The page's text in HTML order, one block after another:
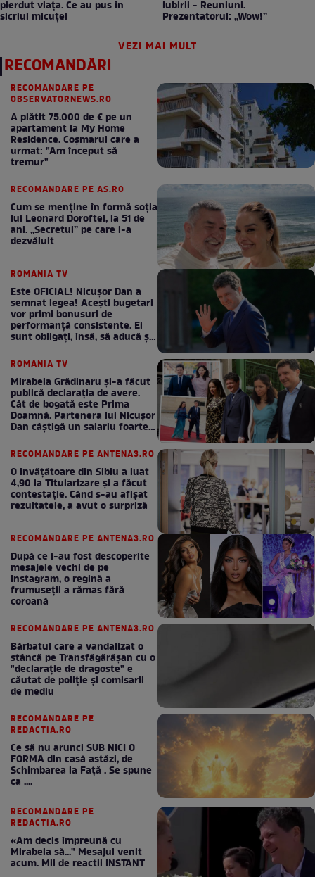
pierdut viața. Ce au pus în
sicriul micuței
Iubirii - Reuniuni.
Prezentatorul: „Wow!”
VEZI MAI MULT
RECOMANDĂRI
RECOMANDARE PE
OBSERVATORNEWS.RO
A plătit 75.000 de € pe un
apartament la My Home
Residence. Coşmarul care a
urmat: "Am început să
tremur"
RECOMANDARE PE AS.RO
Cum se menţine în formă soţia
lui Leonard Doroftei, la 51 de
ani. „Secretul” pe care l-a
dezvăluit
ROMANIA TV
Este OFICIAL! Nicușor Dan a
semnat legea! Acești bugetari
vor primi bonusuri de
performanță consistente. Ei
sunt obligați, însă, să aducă și
ROMANIA TV
Mirabela Grădinaru și-a făcut
publică declarația de avere.
Cât de bogată este Prima
Doamnă. Partenera lui Nicușor
Dan câștigă un salariu foarte
RECOMANDARE PE ANTENA3.RO
O învățătoare din Sibiu a luat
4,90 la Titularizare și a făcut
contestație. Când s-au afișat
rezultatele, a avut o surpriză
RECOMANDARE PE ANTENA3.RO
După ce i-au fost descoperite
mesajele vechi de pe
Instagram, o regină a
frumuseții a rămas fără
coroană
RECOMANDARE PE ANTENA3.RO
Bărbatul care a vandalizat o
stâncă pe Transfăgărășan cu o
"declaraţie de dragoste" e
căutat de poliție și comisarii
de mediu
RECOMANDARE PE
REDACTIA.RO
Ce să nu arunci SUB NICI O
FORMA din casă astăzi, de
Schimbarea la Față . Se spune
ca ....
RECOMANDARE PE
REDACTIA.RO
«Am decis împreună cu
Mirabela să..." Mesajul venit
acum. Mii de reactii INSTANT